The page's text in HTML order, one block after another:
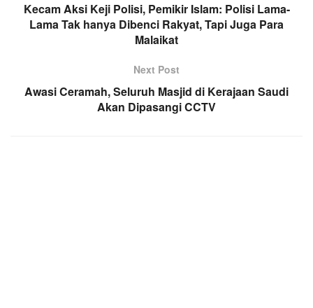
Kecam Aksi Keji Polisi, Pemikir Islam: Polisi Lama-
Lama Tak hanya Dibenci Rakyat, Tapi Juga Para
Malaikat
Next Post
Awasi Ceramah, Seluruh Masjid di Kerajaan Saudi
Akan Dipasangi CCTV